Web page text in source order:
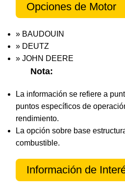
Opciones de Motor
» BAUDOUIN
» DEUTZ
» JOHN DEERE
Nota:
La información se refiere a
puntos específicos de
rendimiento.
La opción sobre base
combustible.
Información de